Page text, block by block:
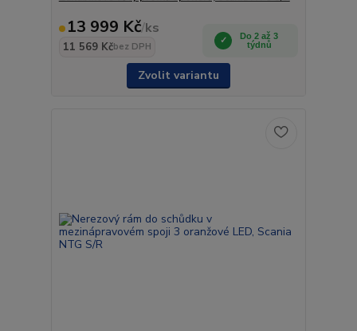
13 999 Kč/ks
11 569 Kčbez DPH
Do 2 až 3
týdnů
Zvolit variantu